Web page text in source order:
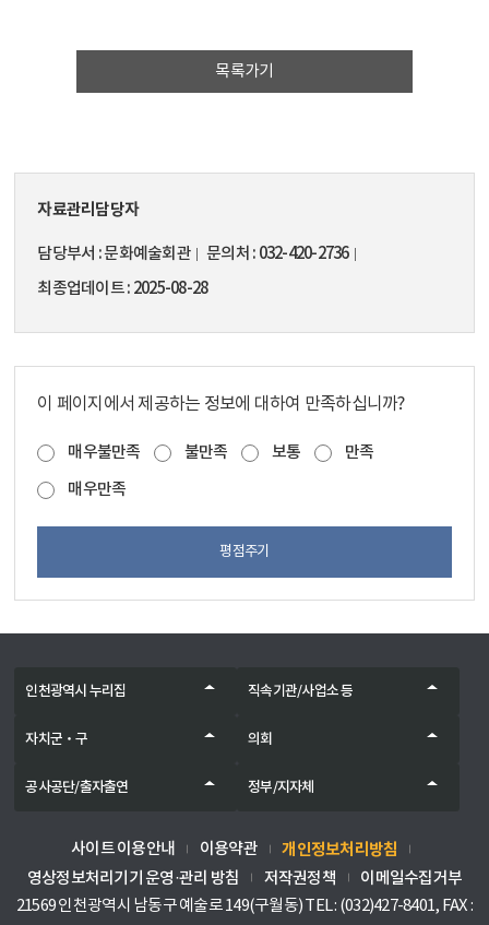
목록가기
자료관리담당자
담당부서 문화예술회관 문의처
032-420-2736
최종업데이트 2025-08-28
이 페이지에서 제공하는 정보에 대하여 만족하십니까?
매우불만족 불만족 보통
만족
매우만족
평점주기
인천광역시 누리집 직속기관/사업소 등
자치군‧구 의회
공사공단/출자출연 정부/지자체
사이트 이용안내 이용약관 개인정보처리방침
영상정보처리기기 운영·관리 방침 저작권정책
이메일수집거부
21569 인천광역시 남동구 예술로 149(구월동) TEL : (032)427-8401, FAX :